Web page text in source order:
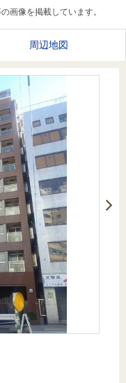
事業
用物
件を
住まい1プ
ラス（お
役立ちコ
ラム）
住まい1プ
ラス（お
役立ちコ
ラム）
周辺地図
画像を掲載しています。